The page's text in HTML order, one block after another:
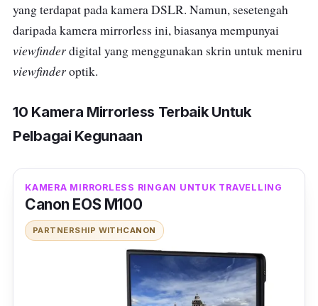
yang terdapat pada kamera DSLR. Namun, sesetengah
daripada kamera mirrorless ini, biasanya mempunyai
viewfinderdigital yang menggunakan skrin untuk meniru
viewfinderoptik.
10 Kamera Mirrorless Terbaik Untuk
Pelbagai Kegunaan
KAMERA MIRRORLESS RINGAN UNTUK TRAVELLING
Canon EOS M100
PARTNERSHIP WITHCANON